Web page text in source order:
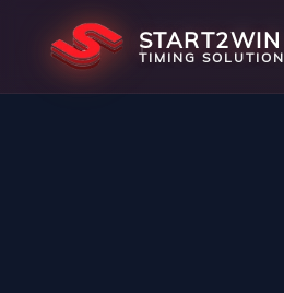
START2WIN
TIMING SOLUTION